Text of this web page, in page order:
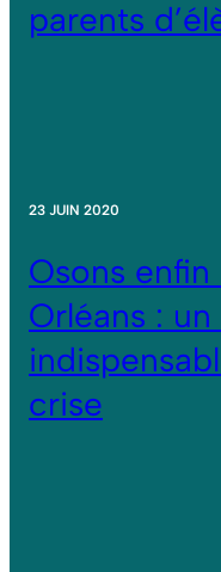
parents
23 JUIN 2020
Osons
Orléans :
crise